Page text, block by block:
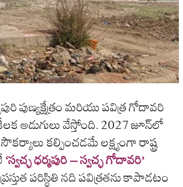
పుణ్యక్షేత్రం మరియు పవిత్ర గోదావరి
అడుగులు వేస్తోంది. 2027 జూన్‌లో
కల్పించడమే లక్ష్యంగా రాష్ట్ర
‘స్వచ్ఛ ధర్మపురి – స్వచ్ఛ గోదావరి’
పరిస్థితి నది పవిత్రతను కాపాడటం